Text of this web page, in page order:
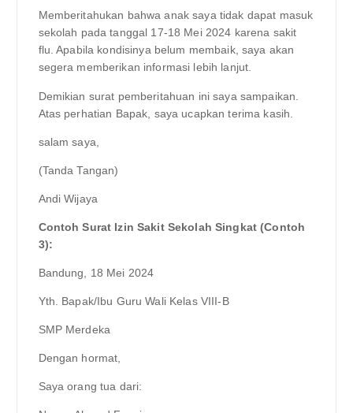
Memberitahukan bahwa anak saya tidak dapat masuk
sekolah pada tanggal 17-18 Mei 2024 karena sakit
flu. Apabila kondisinya belum membaik, saya akan
segera memberikan informasi lebih lanjut.
Demikian surat pemberitahuan ini saya sampaikan.
Atas perhatian Bapak, saya ucapkan terima kasih.
salam saya,
(Tanda Tangan)
Andi Wijaya
Contoh Surat Izin Sakit Sekolah Singkat (Contoh
3):
Bandung, 18 Mei 2024
Yth. Bapak/Ibu Guru Wali Kelas VIII-B
SMP Merdeka
Dengan hormat,
Saya orang tua dari: